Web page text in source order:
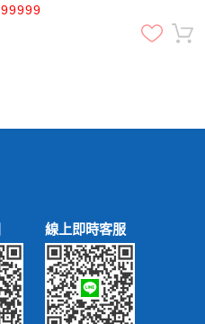
99999
線上即時客服